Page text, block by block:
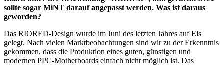
sollte sogar MiNT darauf angepasst werden. Was ist daraus
geworden?
Das RIORED-Design wurde im Juni des letzten Jahres auf Eis
gelegt. Nach vielen Marktbeobachtungen sind wir zu der Erkenntnis
gekommen, dass die Produktion eines guten, günstigen und
modernen PPC-Motherboards einfach nicht möglich ist. Das